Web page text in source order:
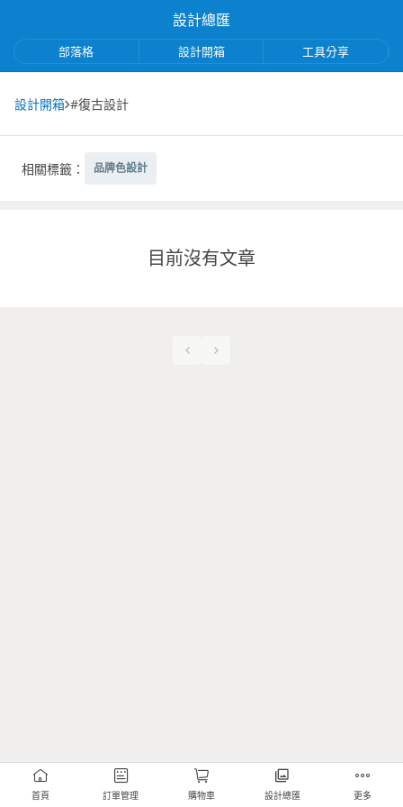
設計總匯
部落格 設計開箱 工具分享
設計開箱 #復古設計
相關標籤： 品牌色設計
目前沒有文章
首頁 訂單管理 購物車 設計總匯 更多